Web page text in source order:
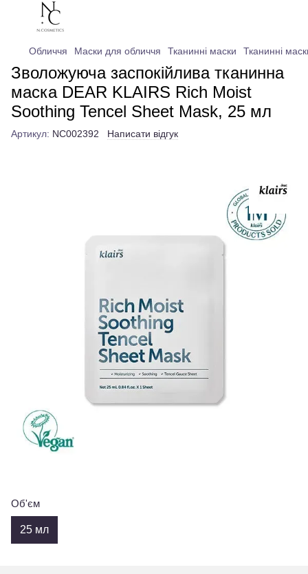
Обличчя Маски для обличчя Тканинні маски Тканинні
Зволожуюча заспокійлива тканинна
маска DEAR KLAIRS Rich Moist
Soothing Tencel Sheet Mask, 25 мл
Артикул: NC002392 Написати відгук
Об'єм
25 мл